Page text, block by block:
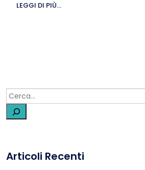
LEGGI DI PIÙ...
Articoli Recenti